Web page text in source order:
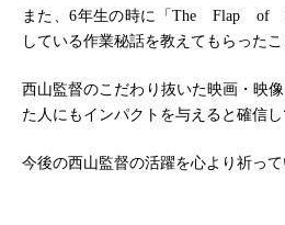
また、6年生の時に「The Flap of
している作業秘話を教えてもらったこ
西山監督のこだわり抜いた映画・映
た人にもインパクトを与えると確信し
今後の西山監督の活躍を心より祈って